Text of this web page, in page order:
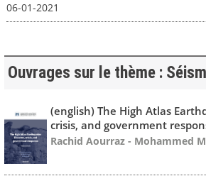
06-01-2021
Ouvrages sur le thème :
(english) The High Atlas
crisis, and government
Rachid Aourraz - Mohammed